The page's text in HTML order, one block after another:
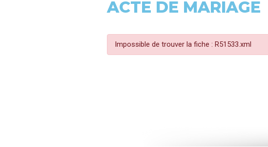
ACTE DE MARIAGE
Impossible de trouver la fiche : R51533.xml